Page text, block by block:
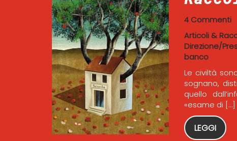
4 Commenti
Articoli &
Direzione/
banco
Le civiltà
sognano,
quello
«esame di […]
LEGGI